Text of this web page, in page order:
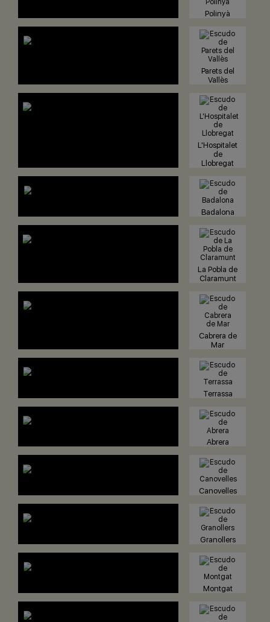
Polinyà
Parets del
Vallès
L'Hospitalet
de
Llobregat
Badalona
La Pobla de
Claramunt
Cabrera de
Mar
Terrassa
Abrera
Canovelles
Granollers
Montgat